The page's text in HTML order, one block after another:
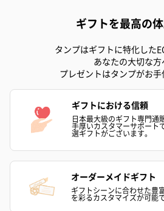
ハンドクリーム3本セッ
シャワージ
（2,145円）
ギフトを最高の体
タンプはギフトに特化した
あなたの大切な方
プレゼントはタンプがお手
ギフトにおける信頼
日本最大級のギフト専門通
手厚いカスタマーサポート
選ギフトがございます。
オーダーメイドギフト
ギフトシーンに合わせた豊
を彩るカスタマイズが可能